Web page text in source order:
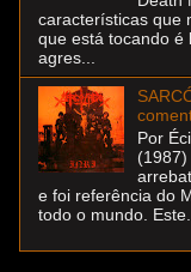
características que
que está tocando é
agres...
Por
e foi referência do
todo o mundo. Este...